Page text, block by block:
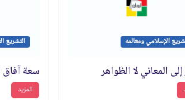
الإسلامي ومعالمه
المعاني لا الظواهر
التشريع
سعة آفاق
المزيد